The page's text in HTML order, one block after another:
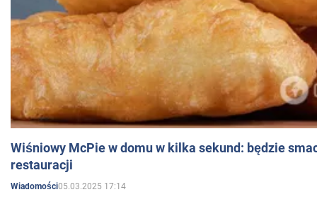
Wiśniowy McPie w domu w kilka sekund: będzie
restauracji
Wiadomości05.03.2025 17:14